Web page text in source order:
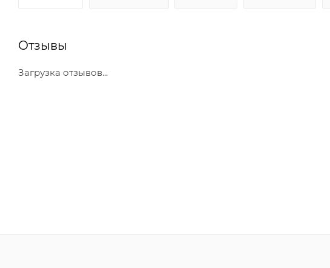
Отзывы
Загрузка отзывов...